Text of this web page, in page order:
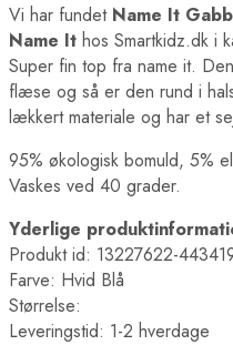
Vi har fundet Name It
Name It hos Smartkidz.dk i
Super fin top fra name it.
flæse og så er den rund i
lækkert materiale og har et
95% økologisk bomuld, 5%
Vaskes ved 40 grader.
Yderlige
Produkt id: 13227622-
Farve: Hvid Blå
Størrelse:
Leveringstid: 1-2 hverdage